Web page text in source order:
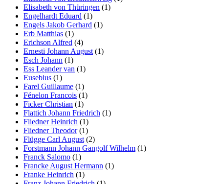
Elisabeth von Thüringen (1)
Engelhardt Eduard (1)
Engels Jakob Gerhard (1)
Erb Matthias (1)
Erichson Alfred (4)
Ernesti Johann August (1)
Esch Johann (1)
Ess Leander van (1)
Eusebius (1)
Farel Guillaume (1)
Fénelon Francois (1)
Ficker Christian (1)
Flattich Johann Friedrich (1)
Fliedner Heinrich (1)
Fliedner Theodor(1)
Flügge Carl August (2)
Forstmann Johann Gangolf Wilhelm (1)
Franck Salomo (1)
Francke August Hermann (1)
Franke Heinrich (1)